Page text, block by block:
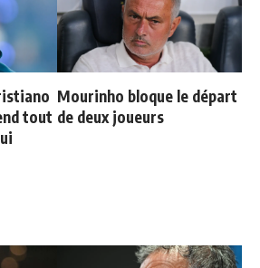
tout
Mourinho bloque le départ
de deux joueurs